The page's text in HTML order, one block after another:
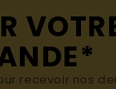
recevoir nos